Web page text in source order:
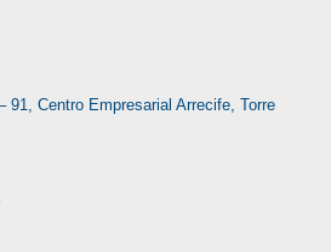
91, Centro Empresarial Arrecife, Torre